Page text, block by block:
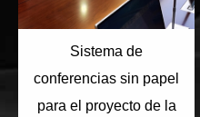
Sistema de
conferencias sin papel
para el proyecto de la